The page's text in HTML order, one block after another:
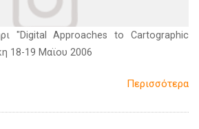
"Digital Approaches to Cartographic
18-19 Μαϊου 2006
Περισσότερα